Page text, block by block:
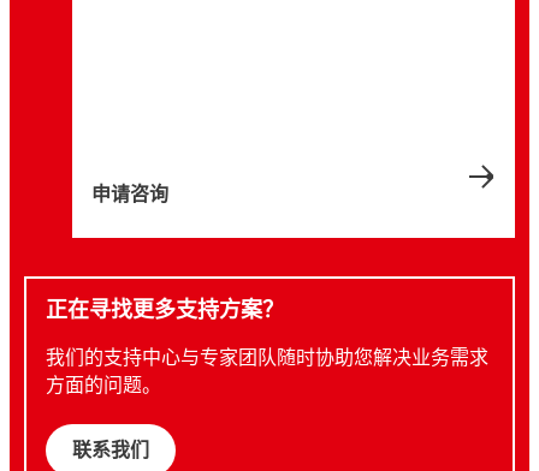
申请咨询
正在寻找更多支持方案？
我们的支持中心与专家团队随时协助您解决业务需求
方面的问题。
联系我们